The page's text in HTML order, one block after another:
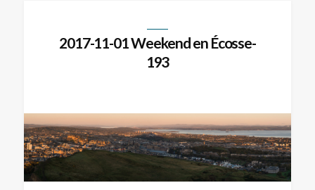
2017-11-01 Weekend en Écosse-
193